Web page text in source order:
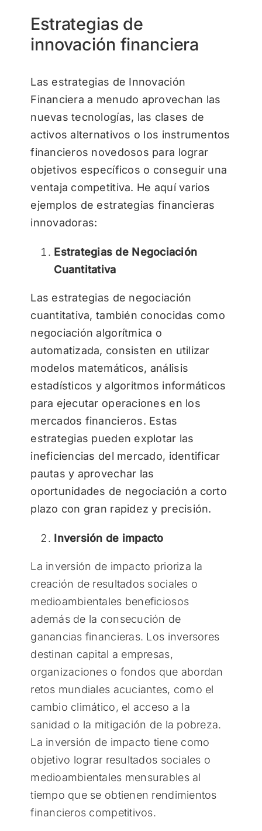
Estrategias de
innovación financiera
Las estrategias de Innovación
Financiera a menudo aprovechan las
nuevas tecnologías, las clases de
activos alternativos o los instrumentos
financieros novedosos para lograr
objetivos específicos o conseguir una
ventaja competitiva. He aquí varios
ejemplos de estrategias financieras
innovadoras:
Estrategias de Negociación
Cuantitativa
Las estrategias de negociación
cuantitativa, también conocidas como
negociación algorítmica o
automatizada, consisten en utilizar
modelos matemáticos, análisis
estadísticos y algoritmos informáticos
para ejecutar operaciones en los
mercados financieros. Estas
estrategias pueden explotar las
ineficiencias del mercado, identificar
pautas y aprovechar las
oportunidades de negociación a corto
plazo con gran rapidez y precisión.
Inversión de impacto
La inversión de impacto prioriza la
creación de resultados sociales o
medioambientales beneficiosos
además de la consecución de
ganancias financieras. Los inversores
destinan capital a empresas,
organizaciones o fondos que abordan
retos mundiales acuciantes, como el
cambio climático, el acceso a la
sanidad o la mitigación de la pobreza.
La inversión de impacto tiene como
objetivo lograr resultados sociales o
medioambientales mensurables al
tiempo que se obtienen rendimientos
financieros competitivos.